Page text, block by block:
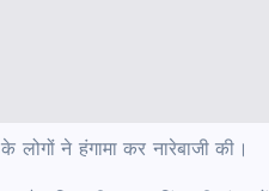
ने हंगामा कर नारेबाजी की।